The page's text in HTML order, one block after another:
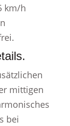
km/h
mittigen
bei